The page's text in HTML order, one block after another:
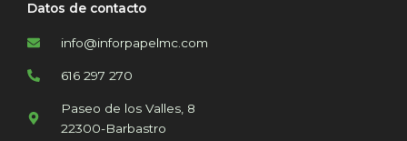
Datos de contacto
info@inforpapelmc.com
616 297 270
Paseo de los Valles, 8
22300-Barbastro